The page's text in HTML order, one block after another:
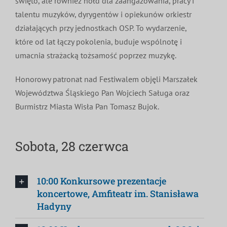
talentu muzyków, dyrygentów i opiekunów orkiestr
działających przy jednostkach OSP. To wydarzenie,
które od lat łączy pokolenia, buduje wspólnotę i
umacnia strażacką tożsamość poprzez muzykę.
Honorowy patronat nad Festiwalem objęli Marszałek
Województwa Śląskiego Pan Wojciech Saługa oraz
Burmistrz Miasta Wisła Pan Tomasz Bujok.
Sobota, 28 czerwca
10:00 Konkursowe prezentacje
koncertowe, Amfiteatr im. Stanisława
Hadyny